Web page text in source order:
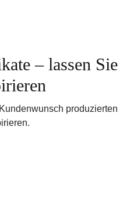
– lassen Sie
produzierten